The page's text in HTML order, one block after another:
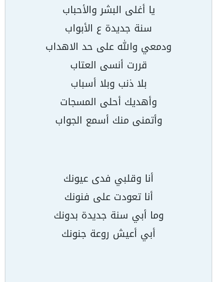
يا أغلى البشر والأحباب
سنة جديدة ع الأبواب
ودمعي والله على حد الاهداب
قررت أنسى العتاب
بلا ذنب وبلا أسباب
وأهديك أحلى المسجات
وأتمنى منك أسمع الجواب
أنا وقلبي فدى عيونك
أنا تعودت على فنونك
وما أبي سنة جديدة بدونك
أبي أعيش روعة جنونك